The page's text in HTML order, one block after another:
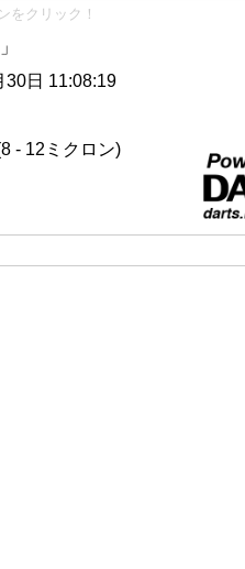
をクリック！
30日 11:08:19
- 12ミクロン)